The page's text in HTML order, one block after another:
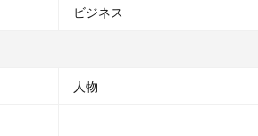
ビジネス
人物